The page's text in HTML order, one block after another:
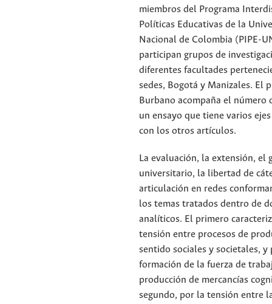
miembros del Programa
Políticas Educativas de la
Nacional de Colombia (PIPE-
participan grupos de
diferentes facultades
sedes, Bogotá y Manizales. El
Burbano acompaña el número
un ensayo que tiene varios
con los otros artículos.
La evaluación, la extensión, el
universitario, la libertad de
articulación en redes
los temas tratados dentro de
analíticos. El primero
tensión entre procesos de
sentido sociales y societales, y
formación de la fuerza de
producción de mercancías
segundo, por la tensión entre